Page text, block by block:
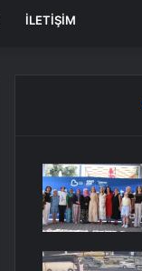
İLETIŞIM